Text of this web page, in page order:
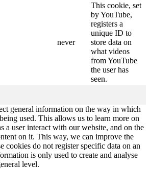
never
This cookie, set
by YouTube,
registers a
unique ID to
store data on
what videos
from YouTube
the user has
seen.
general information on the way in which
used. This allows us to learn more on
a user interact with our website, and on the
on it. This way, we can improve the
cookies do not register specific data on an
is only used to create and analyse
level.